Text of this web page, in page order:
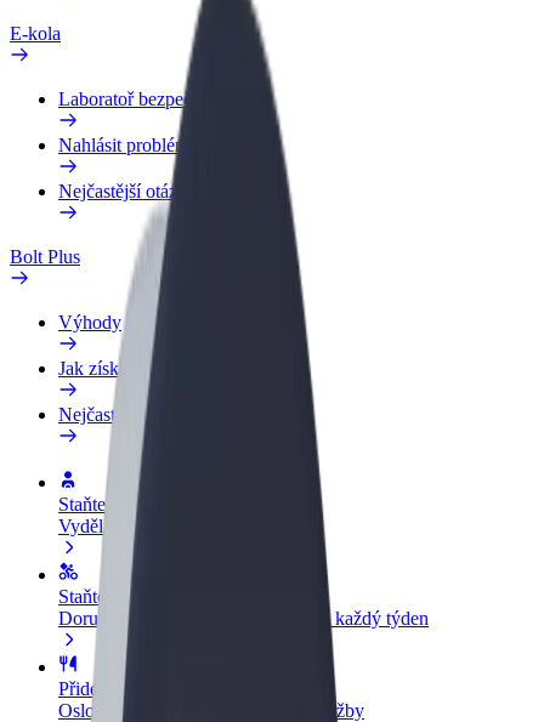
E-kola
Laboratoř bezpečnosti
Nahlásit problém
Nejčastější otázky
Bolt Plus
Výhody
Jak získat členství
Nejčastější otázky
Staňte se řidičem
Vydělávejte podle sebe
Staňte se kurýrem
Doručujte jídlo a dostávejte výplatu každý týden
Přidejte restauraci nebo obchod
Oslovte více zákazníků a zvyšte si tržby